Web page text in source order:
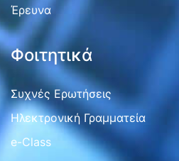
Έρευνα
Φοιτητικά
Συχνές Ερωτήσεις
Ηλεκτρονική Γραμματεία
e-Class